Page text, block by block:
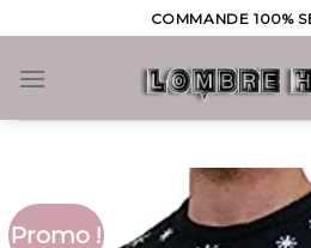
to
content
COMMANDE 100%
Promo !